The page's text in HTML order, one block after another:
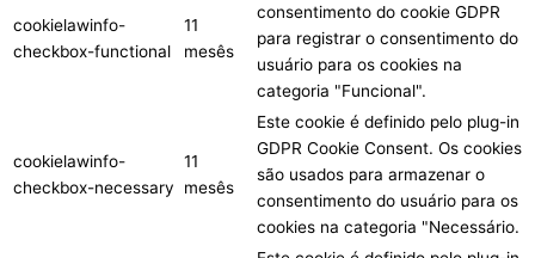
cookielawinfo-
checkbox-functional
11
mesês
consentimento do cookie GDPR
para registrar o consentimento do
usuário para os cookies na
categoria "Funcional".
cookielawinfo-
checkbox-necessary
11
mesês
Este cookie é definido pelo plug-in
GDPR Cookie Consent. Os cookies
são usados para armazenar o
consentimento do usuário para os
cookies na categoria "Necessário.